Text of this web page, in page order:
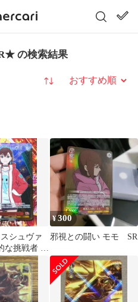
の検索結果
並び替え
シュヴァ
な挑戦者 モ
モ
¥300
邪視との闘い モモ SR